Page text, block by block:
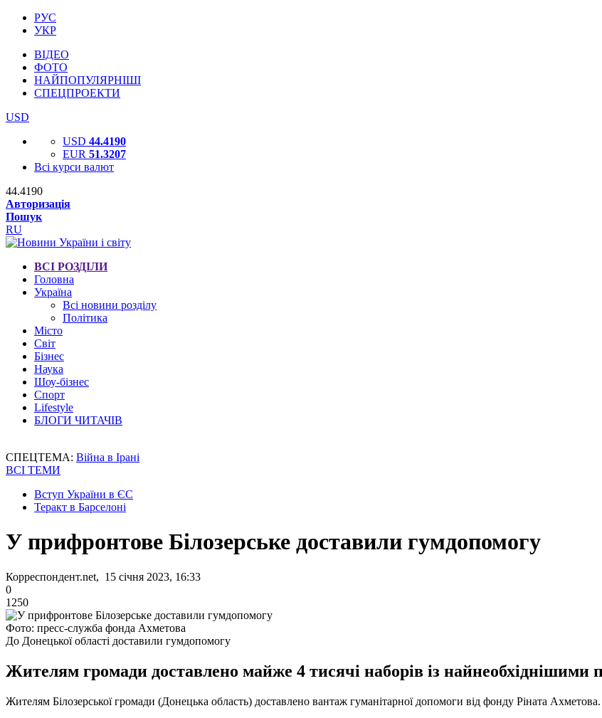
РУС
УКР
ВІДЕО
ФОТО
НАЙПОПУЛЯРНІШІ
СПЕЦПРОЕКТИ
USD
USD 44.4190
EUR 51.3207
Всі курси валют
44.4190
Авторизація
Пошук
RU
ВСІ РОЗДІЛИ
Головна
Україна
Всі новини розділу
Політика
Місто
Світ
Бізнес
Наука
Шоу-бізнес
Спорт
Lifestyle
БЛОГИ ЧИТАЧІВ
СПЕЦТЕМА: Війна в Ірані
ВСІ ТЕМИ
Вступ України в ЄС
Теракт в Барселоні
У прифронтове Білозерське доставили гумдопомогу
Корреспондент.net, 15 січня 2023, 16:33
0
1250
Фото: пресс-служба фонда Ахметова
До Донецької області доставили гумдопомогу
Жителям громади доставлено майже 4 тисячі наборів із найнеобхіднішими
Жителям Білозерської громади (Донецька область) доставлено вантаж гуманітарної допомоги від фонду Ріната